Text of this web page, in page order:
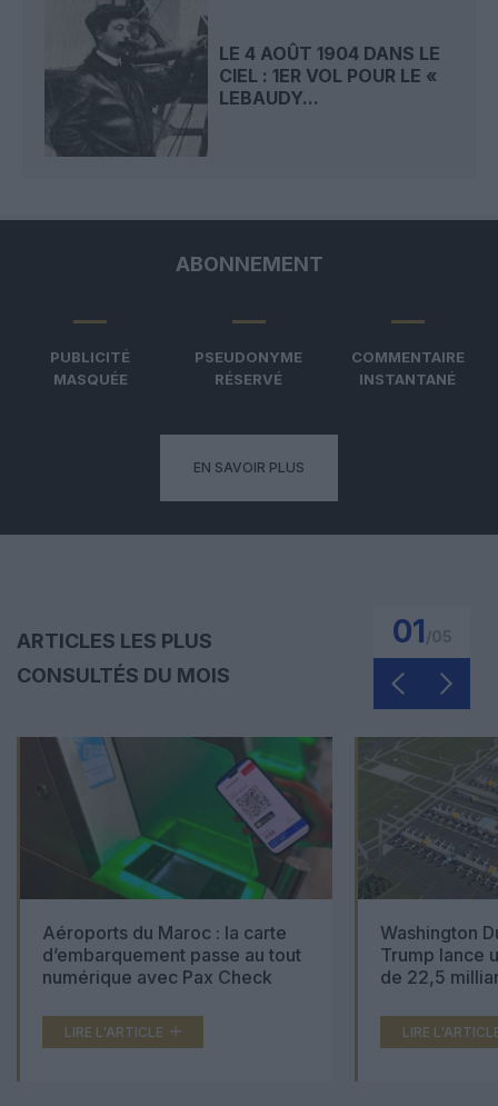
LE 4 AOÛT 1904 DANS LE
CIEL : 1ER VOL POUR LE «
LEBAUDY...
ABONNEMENT
PUBLICITÉ
MASQUÉE
PSEUDONYME
RÉSERVÉ
COMMENTAIRE
INSTANTANÉ
EN SAVOIR PLUS
ARTICLES LES PLUS
CONSULTÉS DU MOIS
01
Aéroports du Maroc : la carte
d’embarquement passe au tout
numérique avec Pax Check
LIRE L'ARTICLE
Washington
Trump lance
de 22,5
LIRE